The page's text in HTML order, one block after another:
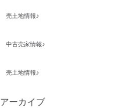
売土地情報♪
中古売家情報♪
売土地情報♪
アーカイブ